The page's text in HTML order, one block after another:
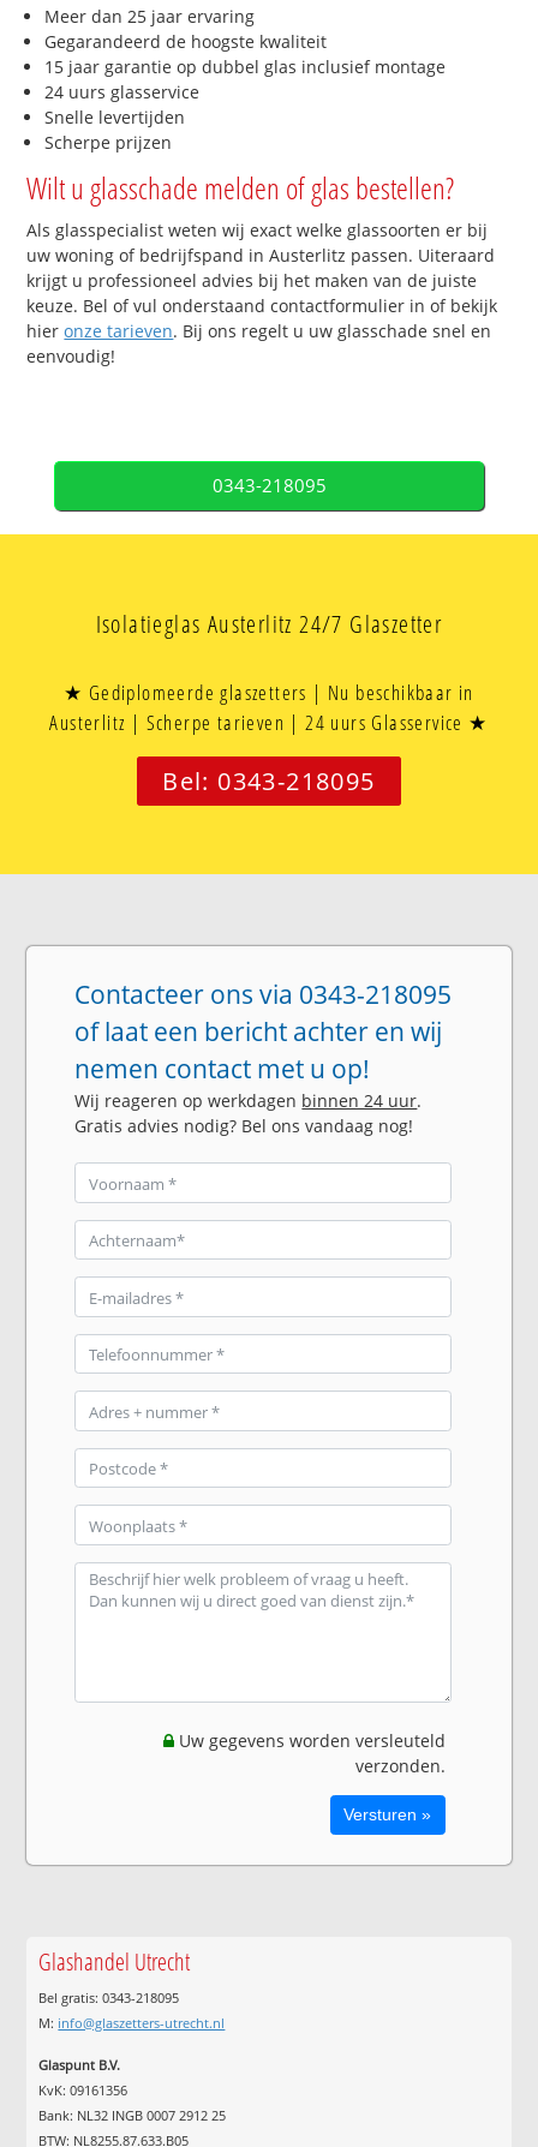
Meer dan 25 jaar ervaring
Gegarandeerd de hoogste kwaliteit
15 jaar garantie op dubbel glas inclusief montage
24 uurs glasservice
Snelle levertijden
Scherpe prijzen
Wilt u glasschade melden of glas bestellen?
Als glasspecialist weten wij exact welke glassoorten er bij
uw woning of bedrijfspand in Austerlitz passen. Uiteraard
krijgt u professioneel advies bij het maken van de juiste
keuze. Bel of vul onderstaand contactformulier in of bekijk
hieronze tarieven. Bij ons regelt u uw glasschade snel en
eenvoudig!
0343-218095
Isolatieglas Austerlitz 24/7 Glaszetter
★ Gediplomeerde glaszetters | Nu beschikbaar in
Austerlitz | Scherpe tarieven | 24 uurs Glasservice ★
Bel: 0343-218095
Contacteer ons via 0343-218095
of laat een bericht achter en wij
nemen contact met u op!
Wij reageren op werkdagen binnen 24 uur.
Gratis advies nodig? Bel ons vandaag nog!
Uw gegevens worden versleuteld
verzonden.
Glashandel Utrecht
Bel gratis: 0343-218095
M: info@glaszetters-utrecht.nl
Glaspunt B.V.
KvK: 09161356
Bank: NL32 INGB 0007 2912 25
BTW: NL8255.87.633.B05